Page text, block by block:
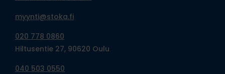
myynti@stoka.fi
020 778 0860
Hiltusentie 27, 90620 Oulu
040 503 0550